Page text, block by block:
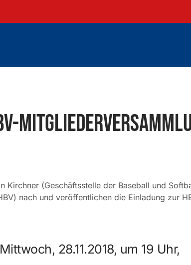
Kirchner (Geschäftsstelle der Baseball und
nach und veröffentlichen die Einladung zur
28.11.2018, um 19 Uhr,